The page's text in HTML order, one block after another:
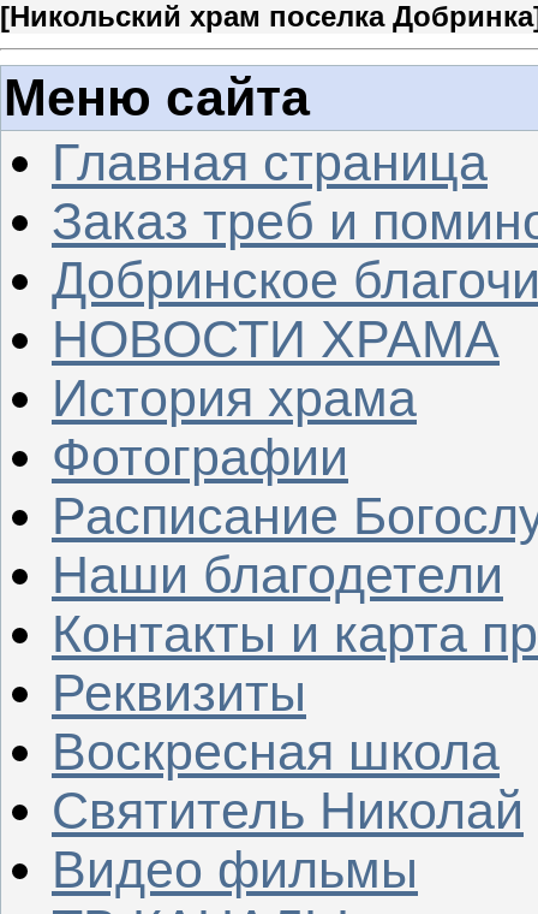
[Никольский храм поселка Добринка
Меню сайта
Главная страница
Заказ треб и
Добринское
НОВОСТИ ХРАМА
История храма
Фотографии
Расписание
Наши благодетели
Контакты и карта
Реквизиты
Воскресная школа
Святитель Николай
Видео фильмы